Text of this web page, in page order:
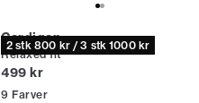
2 stk 800 kr / 3 stk 1000 kr
Cardigan
Relaxed fit
I alt (inkl. rabat)
499 kr
9 Farver